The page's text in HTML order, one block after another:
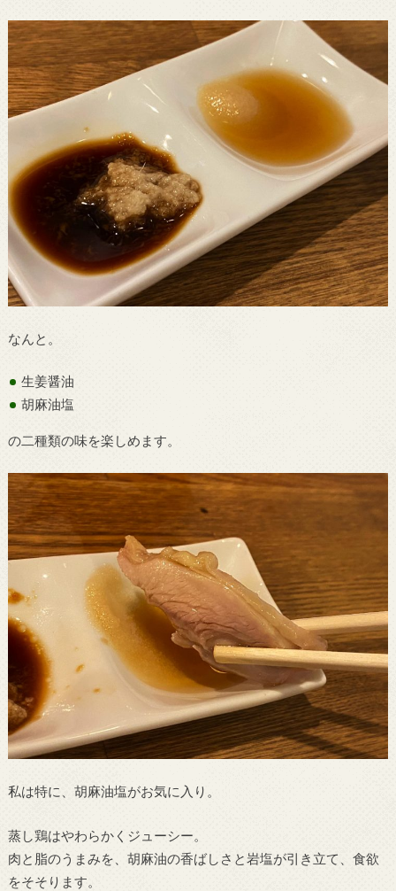
なんと。
生姜醤油
胡麻油塩
の二種類の味を楽しめます。
私は特に、胡麻油塩がお気に入り。
蒸し鶏はやわらかくジューシー。
肉と脂のうまみを、胡麻油の香ばしさと岩塩が引き立て、食欲
をそそります。